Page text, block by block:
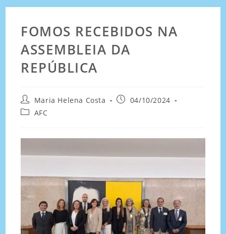
FOMOS RECEBIDOS NA
ASSEMBLEIA DA
REPÚBLICA
Maria Helena Costa
04/10/2024
AFC